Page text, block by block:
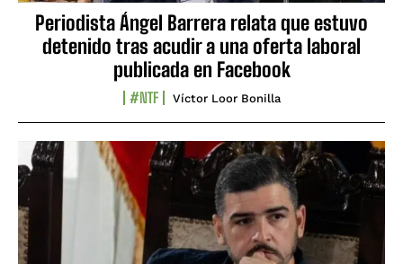
Periodista Ángel Barrera relata que estuvo
detenido tras acudir a una oferta laboral
publicada en Facebook
#NTF Víctor Loor Bonilla